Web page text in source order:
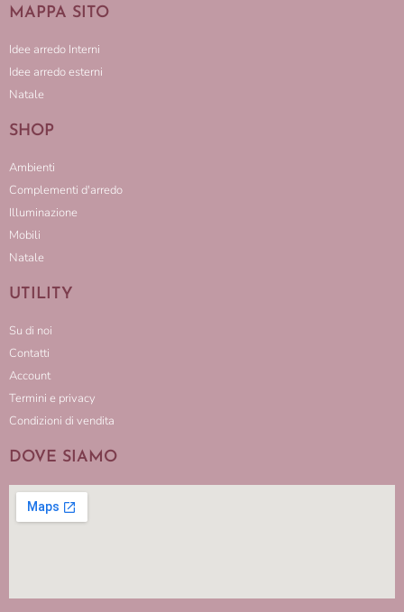
MAPPA SITO
Idee arredo Interni
Idee arredo esterni
Natale
SHOP
Ambienti
Complementi d'arredo
Illuminazione
Mobili
Natale
UTILITY
Su di noi
Contatti
Account
Termini e privacy
Condizioni di vendita
DOVE SIAMO